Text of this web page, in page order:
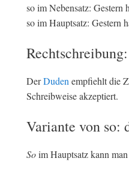
so im Nebensatz: Gestern
so im Hauptsatz: Gestern
DerDudenempfiehlt die
Schreibweise akzeptiert.
Variante von so:
Soim Hauptsatz kann